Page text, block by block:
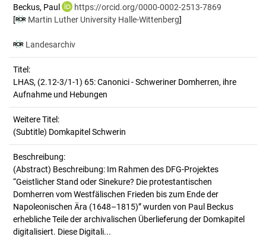
Beckus, Paul
https://orcid.org/0000-0002-2513-7869
[
Martin Luther University Halle-Wittenberg]
Landesarchiv
Titel:
LHAS, (2.12-3/1-1) 65: Canonici - Schweriner Domherren, ihre
Aufnahme und Hebungen
Weitere Titel:
(Subtitle) Domkapitel Schwerin
Beschreibung:
(Abstract) Beschreibung: Im Rahmen des DFG-Projektes
“Geistlicher Stand oder Sinekure? Die protestantischen
Domherren vom Westfälischen Frieden bis zum Ende der
Napoleonischen Ära (1648–1815)” wurden von Paul Beckus
erhebliche Teile der archivalischen Überlieferung der Domkapitel
digitalisiert. Diese Digitali...